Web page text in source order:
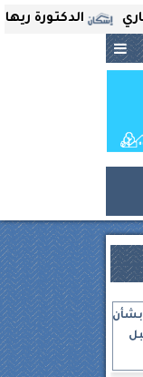
ريهام ثروت